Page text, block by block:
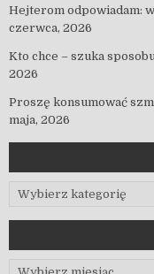
Hejterom odpowiadam:
czerwca, 2026
Kto chce – szuka
2026
Proszę konsumować
maja, 2026
Kategorie
Ale to już było